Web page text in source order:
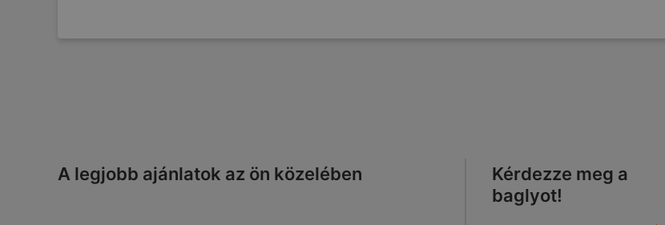
A legjobb ajánlatok az ön közelében
Kérdezze meg a
baglyot!